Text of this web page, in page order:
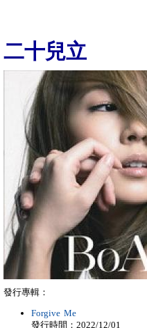
二十兒立
發行專輯：
Forgive Me
發行時間：2022/12/01